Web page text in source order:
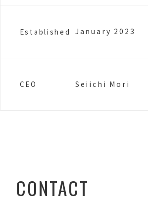
Established January 2023
CEO Seiichi Mori
CONTACT